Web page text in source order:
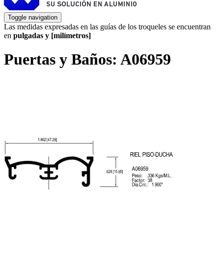
Toggle navigation
Las medidas expresadas en las guías de los troqueles se encuentran
en pulgadas y [milímetros]
Puertas y Baños: A06959